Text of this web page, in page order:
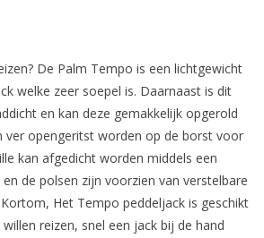
De Palm Tempo is een lichtgewicht
welke zeer soepel is. Daarnaast is dit
en kan deze gemakkelijk opgerold
ver opengeritst worden op de borst voor
kan afgedicht worden middels een
de polsen zijn voorzien van verstelbare
Het Tempo peddeljack is geschikt
reizen, snel een jack bij de hand